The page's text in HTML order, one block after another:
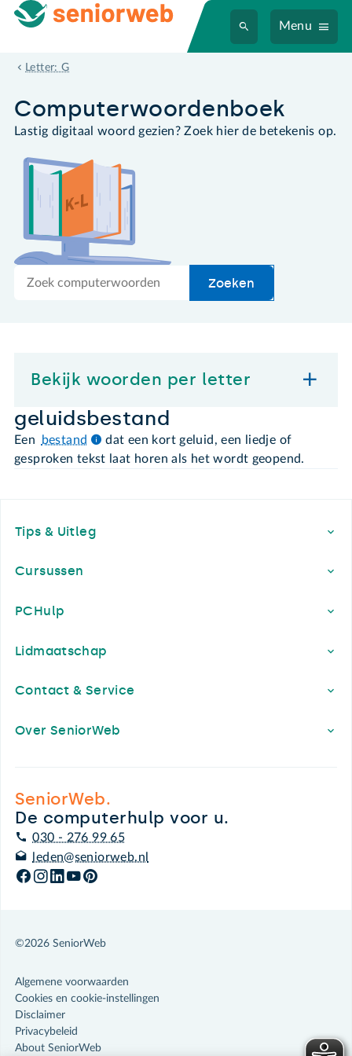
Menu
Letter: G
geluidsbestand
Computer­woordenboek
Lastig digitaal woord gezien? Zoek hier de betekenis op.
Zoek
Zoeken
Bekijk woorden per letter
geluidsbestand
Een bestand
dat een kort geluid, een liedje of
gesproken tekst laat horen als het wordt geopend.
Tips & Uitleg
Cursussen
PCHulp
Lidmaatschap
Contact & Service
Over SeniorWeb
SeniorWeb.
De computerhulp voor u.
030 - 276 99 65
leden@seniorweb.nl
©2026 SeniorWeb
Algemene voorwaarden
Cookies en cookie-instellingen
Disclaimer
Privacybeleid
About SeniorWeb